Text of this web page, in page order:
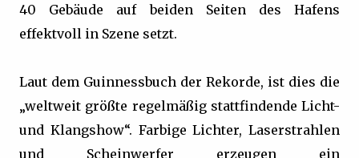
40 Gebäude auf beiden Seiten des Hafens
effektvoll in Szene setzt.
Laut dem Guinnessbuch der Rekorde, ist dies die
„weltweit größte regelmäßig stattfindende Licht-
und Klangshow“. Farbige Lichter, Laserstrahlen
und Scheinwerfer erzeugen ein